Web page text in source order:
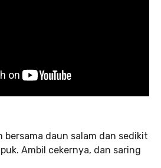
bersama daun salam dan sedikit
Ambil cekernya, dan saring